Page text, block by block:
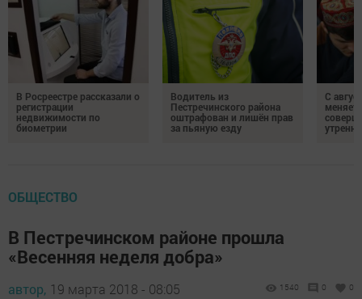
В Росреестре рассказали о
регистрации
недвижимости по
биометрии
Водитель из
Пестречинского района
оштрафован и лишён прав
за пьяную езду
С
ОБЩЕСТВО
В Пестречинском районе прошла
«Весенняя неделя добра»
автор, 19 марта 2018 - 08:05 1540 0 0